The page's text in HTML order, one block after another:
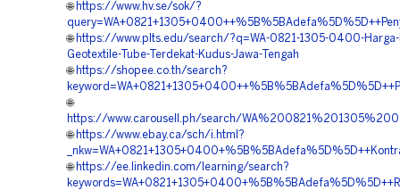
🌐 https://www.hv.se/sok/?
🌐 https://www.plts.edu/search/?q=WA-0821-1305-0400-Harga-
Geotextile-Tube-Terdekat-Kudus-Jawa-Tengah
🌐 https://shopee.co.th/search?
🌐
https://www.carousell.ph/search/
🌐 https://www.ebay.ca/sch/i.html?
🌐 https://ee.linkedin.com/learning/search?